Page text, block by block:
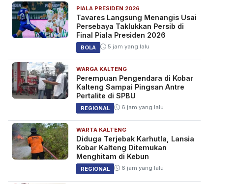
PIALA PRESIDEN 2026
Tavares Langsung Menangis Usai
Persebaya Taklukkan Persib di
Final Piala Presiden 2026
BOLA 5 jam yang lalu
WARGA KALTENG
Perempuan Pengendara di Kobar
Kalteng Sampai Pingsan Antre
Pertalite di SPBU
REGIONAL 6 jam yang lalu
WARTA KALTENG
Diduga Terjebak Karhutla, Lansia
Kobar Kalteng Ditemukan
Menghitam di Kebun
REGIONAL 6 jam yang lalu